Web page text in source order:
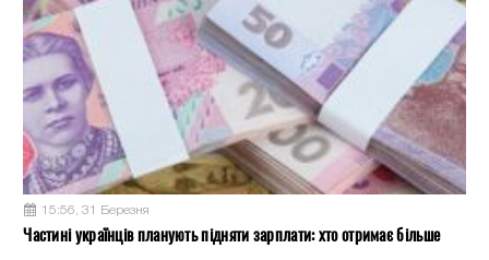
15:56, 31 Березня
Частині українців планують підняти зарплати: хто отримає більше